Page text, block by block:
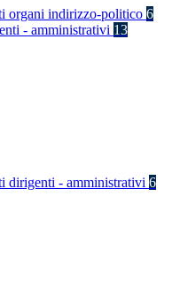
organi indirizzo-politico 6
- amministrativi 13
dirigenti - amministrativi 6